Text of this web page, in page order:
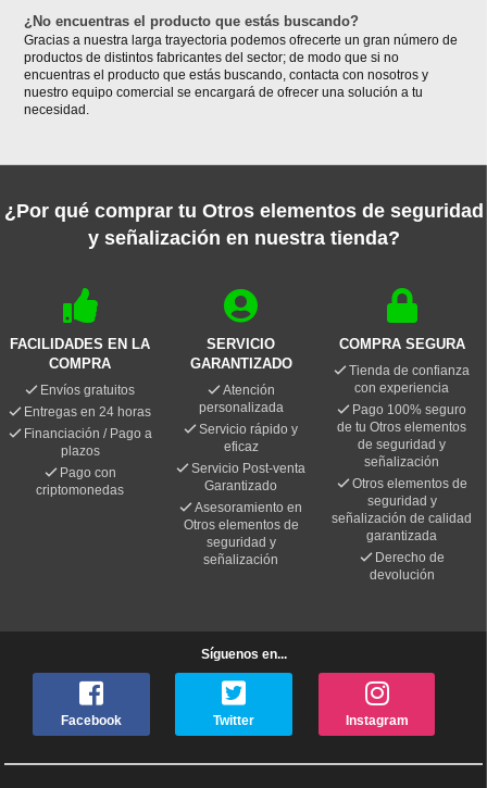
¿No encuentras el producto que estás buscando?
Gracias a nuestra larga trayectoria podemos ofrecerte un gran número de
productos de distintos fabricantes del sector; de modo que si no
encuentras el producto que estás buscando, contacta con nosotros y
nuestro equipo comercial se encargará de ofrecer una solución a tu
necesidad.
¿Por qué comprar tu Otros elementos de seguridad
y señalización en nuestra tienda?
FACILIDADES EN LA
COMPRA
Envíos gratuitos
Entregas en 24 horas
Financiación / Pago a
plazos
Pago con
criptomonedas
SERVICIO
GARANTIZADO
Atención
personalizada
Servicio rápido y
eficaz
Servicio Post-venta
Garantizado
Asesoramiento en
Otros elementos de
seguridad y
señalización
COMPRA SEGURA
Tienda de confianza
con experiencia
Pago 100% seguro
de tu Otros elementos
de seguridad y
señalización
Otros elementos de
seguridad y
señalización de calidad
garantizada
Derecho de
devolución
Síguenos en...
Facebook Twitter Instagram